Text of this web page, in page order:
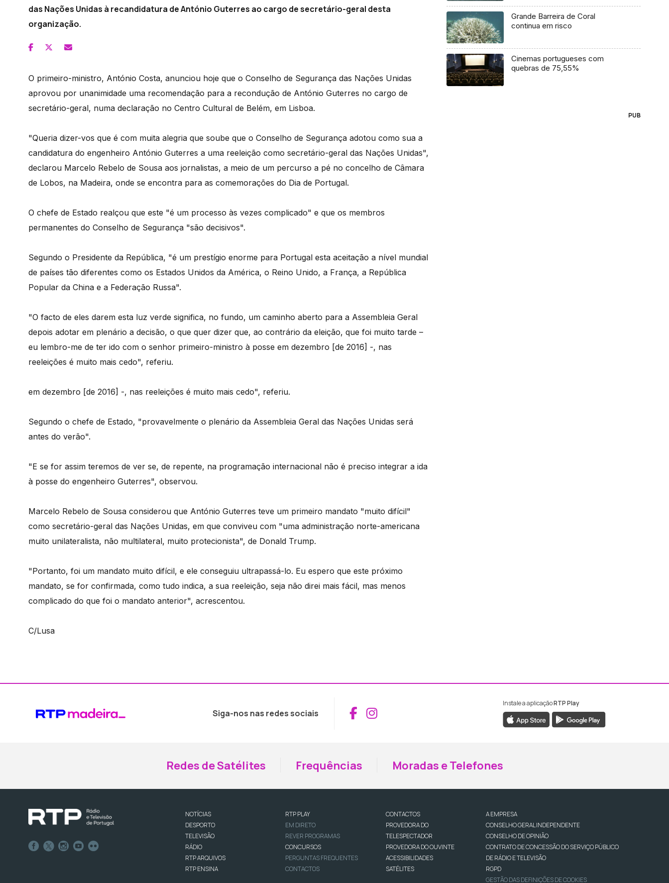
das Nações Unidas à recandidatura de António Guterres ao cargo de secretário-geral desta
organização.
O primeiro-ministro, António Costa, anunciou hoje que o Conselho de Segurança das Nações Unidas
aprovou por unanimidade uma recomendação para a recondução de António Guterres no cargo de
secretário-geral, numa declaração no Centro Cultural de Belém, em Lisboa.
"Queria dizer-vos que é com muita alegria que soube que o Conselho de Segurança adotou como sua a
candidatura do engenheiro António Guterres a uma reeleição como secretário-geral das Nações Unidas",
declarou Marcelo Rebelo de Sousa aos jornalistas, a meio de um percurso a pé no concelho de Câmara
de Lobos, na Madeira, onde se encontra para as comemorações do Dia de Portugal.
O chefe de Estado realçou que este "é um processo às vezes complicado" e que os membros
permanentes do Conselho de Segurança "são decisivos".
Segundo o Presidente da República, "é um prestígio enorme para Portugal esta aceitação a nível mundial
de países tão diferentes como os Estados Unidos da América, o Reino Unido, a França, a República
Popular da China e a Federação Russa".
"O facto de eles darem esta luz verde significa, no fundo, um caminho aberto para a Assembleia Geral
depois adotar em plenário a decisão, o que quer dizer que, ao contrário da eleição, que foi muito tarde –
eu lembro-me de ter ido com o senhor primeiro-ministro à posse em dezembro [de 2016] -, nas
reeleições é muito mais cedo", referiu.
em dezembro [de 2016] -, nas reeleições é muito mais cedo", referiu.
Segundo o chefe de Estado, "provavelmente o plenário da Assembleia Geral das Nações Unidas será
antes do verão".
"E se for assim teremos de ver se, de repente, na programação internacional não é preciso integrar a ida
à posse do engenheiro Guterres", observou.
Marcelo Rebelo de Sousa considerou que António Guterres teve um primeiro mandato "muito difícil"
como secretário-geral das Nações Unidas, em que conviveu com "uma administração norte-americana
muito unilateralista, não multilateral, muito protecionista", de Donald Trump.
"Portanto, foi um mandato muito difícil, e ele conseguiu ultrapassá-lo. Eu espero que este próximo
mandato, se for confirmada, como tudo indica, a sua reeleição, seja não direi mais fácil, mas menos
complicado do que foi o mandato anterior", acrescentou.
C/Lusa
Grande Barreira de Coral
continua em risco
Cinemas portugueses com
quebras de 75,55%
PUB
Siga-nos nas redes sociais Aceder ao Facebook da RTP Madeira
Aceder ao Instagram da RTP Madeira
Instale a aplicaçãoRTP Play
Redes de Satélites Frequências Moradas e Telefones
NOTÍCIAS
DESPORTO
TELEVISÃO
RÁDIO
RTP ARQUIVOS
RTP ENSINA
RTP PLAY
EM DIRETO
REVER PROGRAMAS
CONCURSOS
PERGUNTAS FREQUENTES
CONTACTOS
CONTACTOS
PROVEDORA DO
TELESPECTADOR
PROVEDORA DO OUVINTE
ACESSIBILIDADES
SATÉLITES
A EMPRESA
CONSELHO GERAL INDEPENDENTE
CONSELHO DE OPINIÃO
CONTRATO DE CONCESSÃO DO SERVIÇO PÚBLICO
DE RÁDIO E TELEVISÃO
RGPD
GESTÃO DAS DEFINIÇÕES DE COOKIES